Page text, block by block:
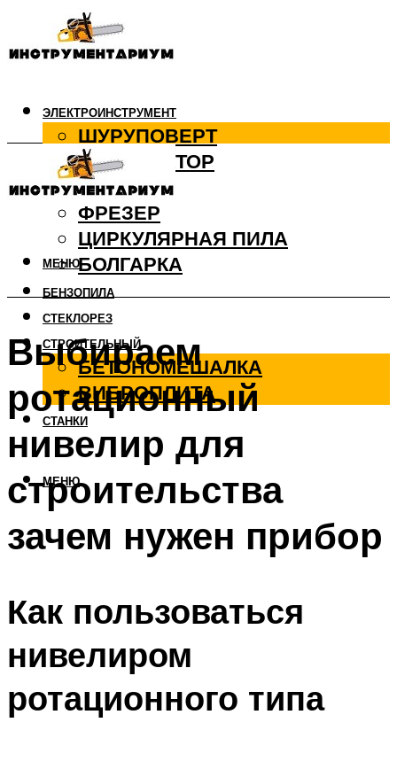
ЭЛЕКТРОИНСТРУМЕНТ
ШУРУПОВЕРТ
ПЕРФОРАТОР
ДРЕЛЬ
ФРЕЗЕР
ЦИРКУЛЯРНАЯ ПИЛА
БОЛГАРКА
БЕНЗОПИЛА
СТЕКЛОРЕЗ
СТРОИТЕЛЬНЫЙ
БЕТОНОМЕШАЛКА
ВИБРОПЛИТА
СТАНКИ
МЕНЮ
МЕНЮ
Выбираем
ротационный
нивелир для
строительства
зачем нужен прибор
Как пользоваться
нивелиром
ротационного типа